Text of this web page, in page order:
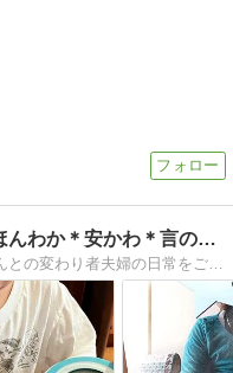
変わり者夫婦＊白黒小豆のほんわか＊安かわ＊言の葉＊のーと
ほんわか主婦の白黒小豆と大豆くんとの変わり者夫婦の日常をご紹介します。